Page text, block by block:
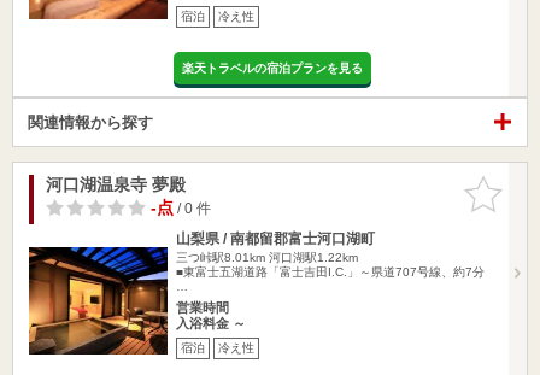
宿泊 冷え性
楽天トラベルの宿泊プランを見る
関連情報から探す
お気に入
りに追加
河口湖温泉寺 夢殿
-点/ 0 件
山梨県 / 南都留郡富士河口湖町
三つ峠駅8.01km 河口湖駅1.22km
■東富士五湖道路「富士吉田I.C.」～県道707号線、約7分
営業時間
入浴料金 ～
宿泊 冷え性